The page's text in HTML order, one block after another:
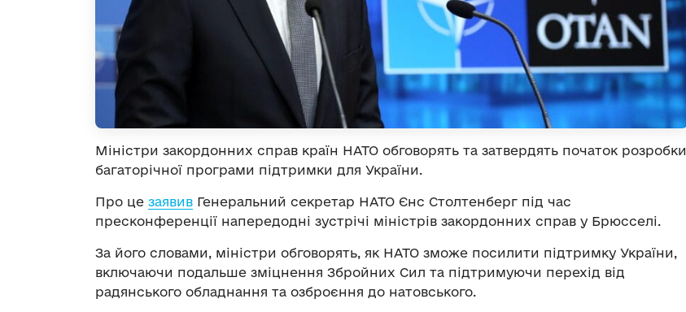
Міністри закордонних справ країн НАТО обговорять та затвердять початок розробки
багаторічної програми підтримки для України.
Про це заявив Генеральний секретар НАТО Єнс Столтенберг під час
пресконференції напередодні зустрічі міністрів закордонних справ у Брюсселі.
За його словами, міністри обговорять, як НАТО зможе посилити підтримку України,
включаючи подальше зміцнення Збройних Сил та підтримуючи перехід від
радянського обладнання та озброєння до натовського.